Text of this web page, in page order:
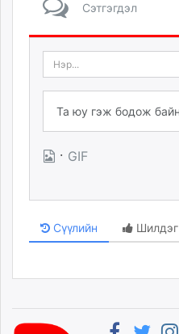
Сэтгэгдэл
· GIF
Сүүлийн Шилдэг